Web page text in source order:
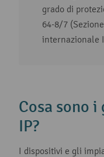
grado di
64-8/7
internazionale
Cosa sono
IP?
I dispositivi e gli